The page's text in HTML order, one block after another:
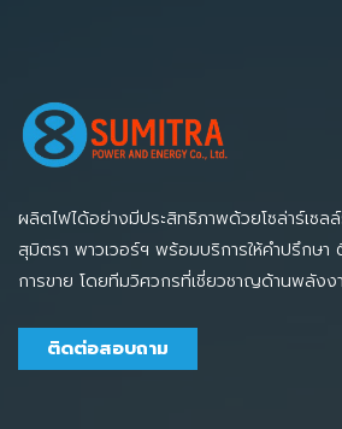
ผลิตไฟได้อย่างมีประสิทธิภาพด้วยโซล่าร์เซล
สุมิตรา พาวเวอร์ฯ พร้อมบริการให้คำปรึก
การขาย โดยทีมวิศวกรที่เชี่ยวชาญด้านพลังง
ติดต่อสอบถาม